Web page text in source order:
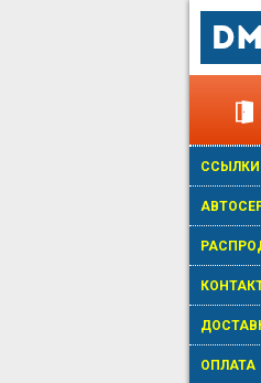
ССЫЛКИ
ОПЛАТА